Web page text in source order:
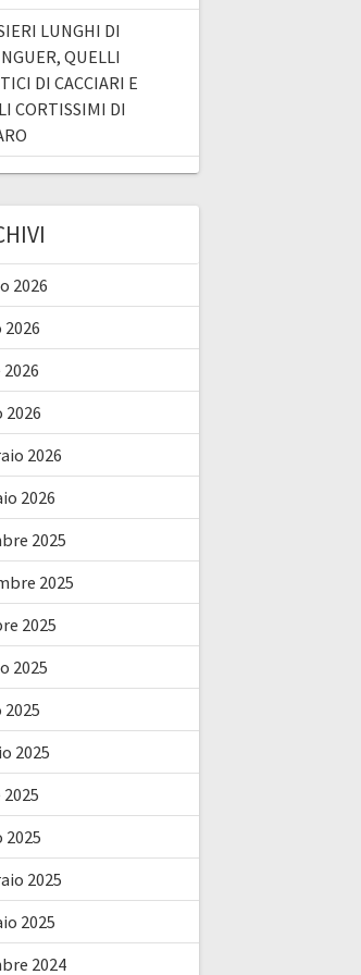
LUNGHI DI
QUELLI
DI CACCIARI E
CORTISSIMI DI
2026
2026
2026
2026
2025
2025
2025
2025
2025
2025
2025
2025
2024